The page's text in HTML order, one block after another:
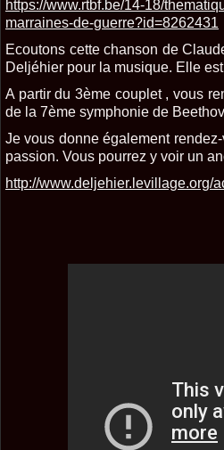
https://www.rtbf.be/14-18/
marraines-de-guerre?id=8262431
Ecoutons cette chanson de
Deljéhier pour la musique. Elle
A partir du 3ème couplet , vous
de la 7ème symphonie de
Je vous donne également
passion. Vous pourrez y voir un
http://www.deljehier.levillage.org/